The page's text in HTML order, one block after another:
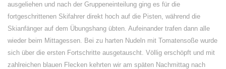
ausgeliehen und nach der Gruppeneinteilung ging es für die
fortgeschrittenen Skifahrer direkt hoch auf die Pisten, während die
Skianfänger auf dem Übungshang übten. Aufeinander trafen dann alle
wieder beim Mittagessen. Bei zu harten Nudeln mit Tomatensoße wurde
sich über die ersten Fortschritte ausgetauscht. Völlig erschöpft und mit
zahlreichen blauen Flecken kehrten wir am späten Nachmittag nach